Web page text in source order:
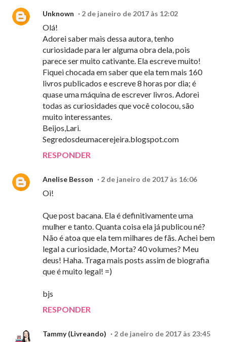
Unknown 2 de janeiro de 2017 às 12:02
Olá!
Adorei saber mais dessa autora, tenho
curiosidade para ler alguma obra dela, pois
parece ser muito cativante. Ela escreve muito!
Fiquei chocada em saber que ela tem mais 160
livros publicados e escreve 8 horas por dia; é
quase uma máquina de escrever livros. Adorei
todas as curiosidades que você colocou, são
muito interessantes.
Beijos,Lari.
Segredosdeumacerejeira.blogspot.com
RESPONDER
Anelise Besson 2 de janeiro de 2017 às 16:06
Oi!
Que post bacana. Ela é definitivamente uma
mulher e tanto. Quanta coisa ela já publicou né?
Não é atoa que ela tem milhares de fãs. Achei bem
legal a curiosidade, Morta? 40 volumes? Meu
deus! Haha. Traga mais posts assim de biografia
que é muito legal! =)
bjs
RESPONDER
Tammy (Livreando) 2 de janeiro de 2017 às 23:45